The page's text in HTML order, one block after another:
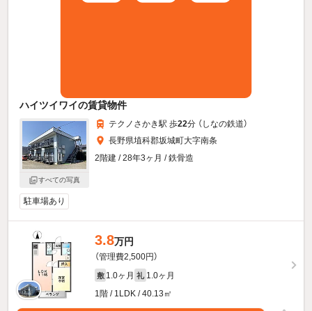
ハイツイワイの賃貸物件
すべての写真
テクノさかき駅 歩22分 （しなの鉄道）
長野県埴科郡坂城町大字南条
2階建 / 28年3ヶ月 / 鉄骨造
駐車場あり
3.8万円
（管理費2,500円）
敷 1.0ヶ月 礼 1.0ヶ月
1階 / 1LDK / 40.13㎡